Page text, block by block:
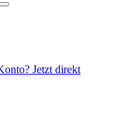
Jetzt direkt